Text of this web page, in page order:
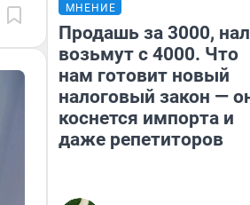
МНЕНИЕ
Продашь за 3000,
возьмут с 4000. Что
нам готовит новый
налоговый закон —
коснется импорта и
даже репетиторов